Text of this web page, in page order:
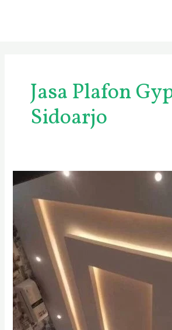
Jasa Plafon
Sidoarjo